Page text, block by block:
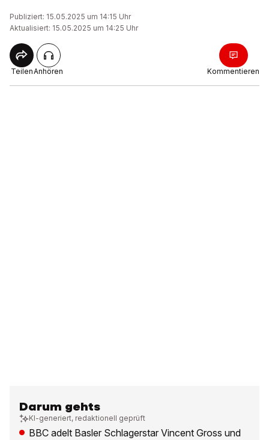
Publiziert: 15.05.2025 um 14:15 Uhr
Aktualisiert: 15.05.2025 um 14:25 Uhr
TeilenAnhören Kommentieren
Darum gehts
KI-generiert, redaktionell geprüft
BBC adelt Basler Schlagerstar Vincent Gross und